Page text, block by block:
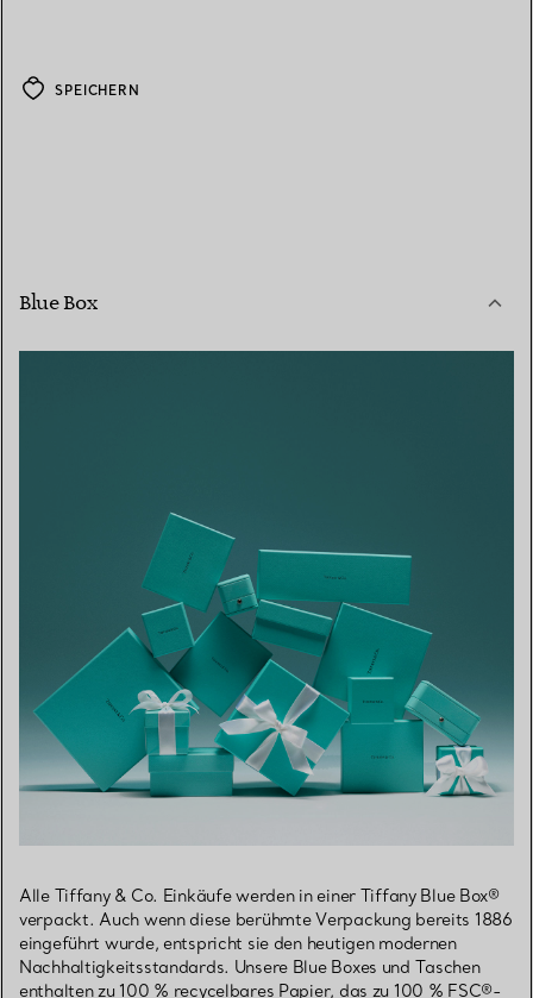
SPEICHERN
Blue Box
Alle Tiffany & Co. Einkäufe werden in einer Tiffany Blue Box®
verpackt. Auch wenn diese berühmte Verpackung bereits 1886
eingeführt wurde, entspricht sie den heutigen modernen
Nachhaltigkeitsstandards. Unsere Blue Boxes und Taschen
enthalten zu 100 % recycelbares Papier, das zu 100 % FSC®-